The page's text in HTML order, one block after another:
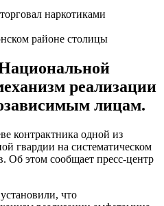
районе столицы
реализации
лицам.
контрактника одной из
гвардии на систематическом
Об этом сообщает пресс-центр
что